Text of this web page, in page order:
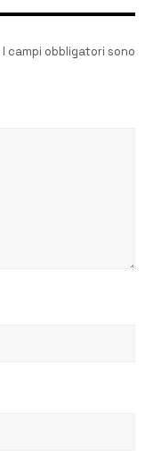
I campi obbligatori sono